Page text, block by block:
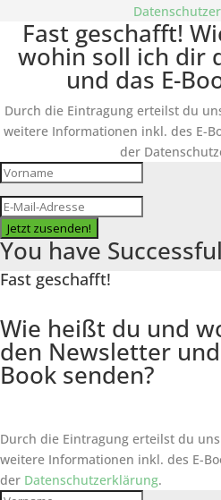
Fast geschafft!
wohin soll ich dir
und das E-
Durch die Eintragung erteilst du
weitere Informationen inkl. des E-
der
Jetzt zusenden!
You have
Fast geschafft!
Wie heißt du und
den Newsletter
Book senden?
Durch die Eintragung erteilst du
weitere Informationen inkl. des E-
der Datenschutzerklärung.